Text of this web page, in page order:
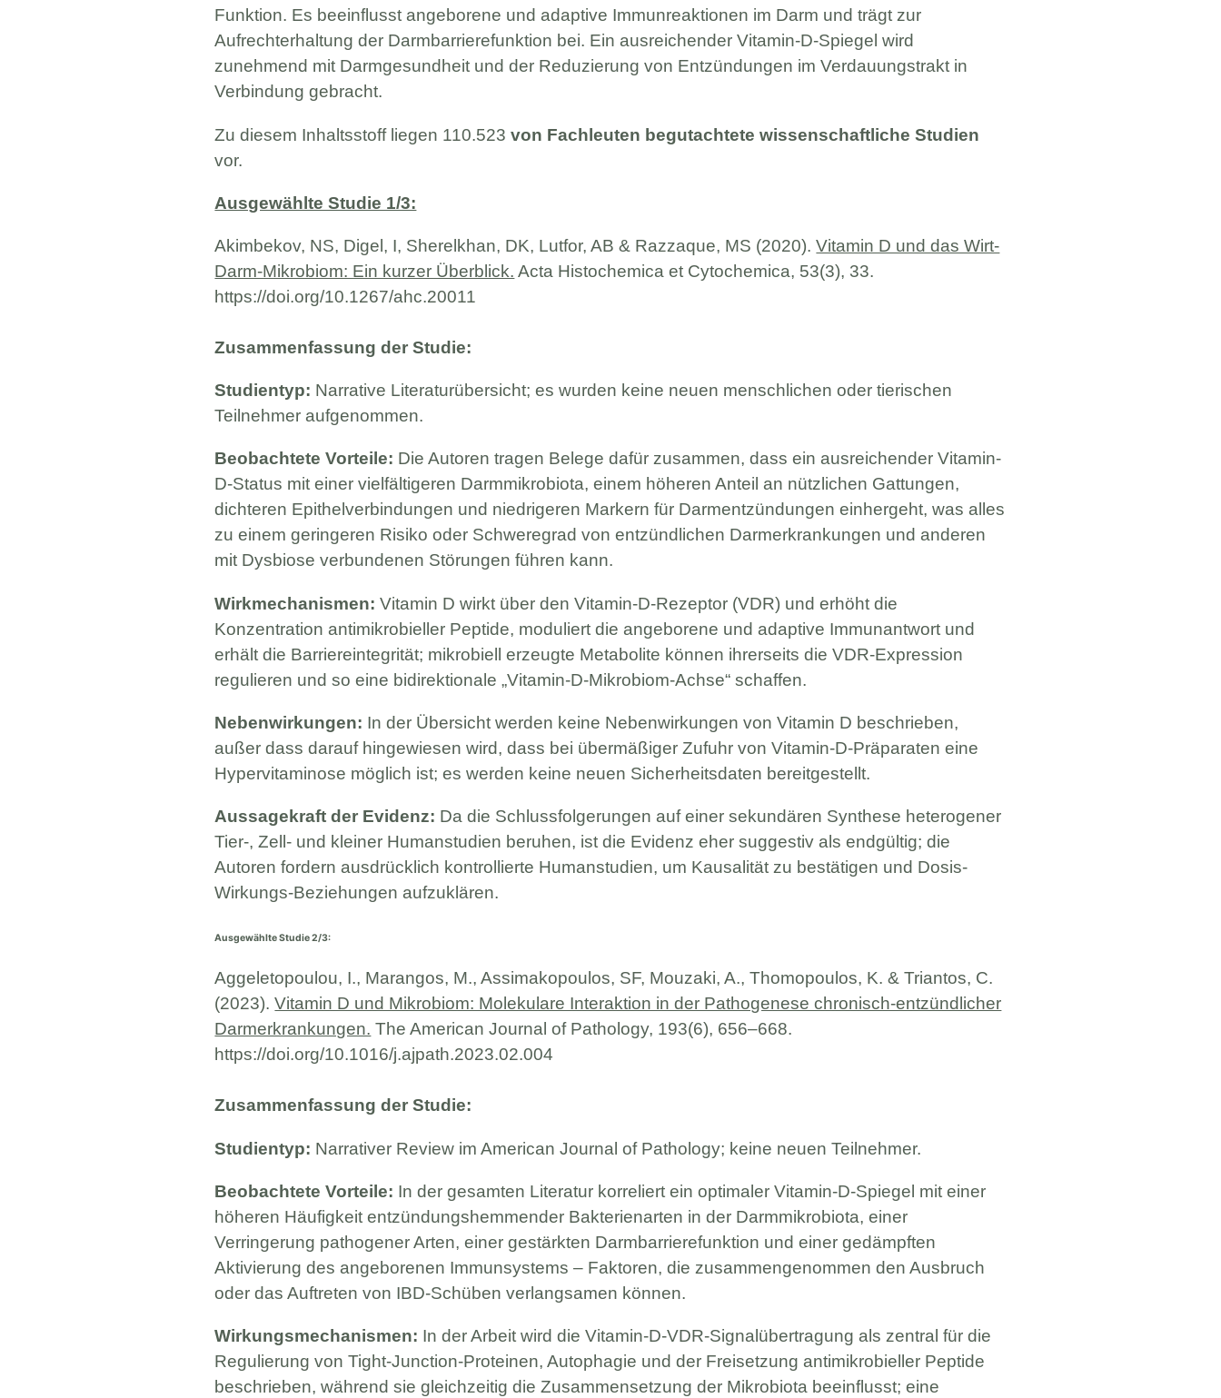
Funktion. Es beeinflusst angeborene und adaptive Immunreaktionen im Darm und trägt zur
Aufrechterhaltung der Darmbarrierefunktion bei. Ein ausreichender Vitamin-D-Spiegel wird
zunehmend mit Darmgesundheit und der Reduzierung von Entzündungen im Verdauungstrakt in
Verbindung gebracht.
Zu diesem Inhaltsstoff liegen 110.523von Fachleuten begutachtete wissenschaftliche Studien
vor.
Ausgewählte Studie 1/3:
Akimbekov, NS, Digel, I, Sherelkhan, DK, Lutfor, AB & Razzaque, MS (2020).Vitamin D und das Wirt-
Darm-Mikrobiom: Ein kurzer Überblick. Acta Histochemica et Cytochemica, 53(3), 33.
https://doi.org/10.1267/ahc.20011
Zusammenfassung der Studie:
Studientyp: Narrative Literaturübersicht; es wurden keine neuen menschlichen oder tierischen
Teilnehmer aufgenommen.
Beobachtete Vorteile: Die Autoren tragen Belege dafür zusammen, dass ein ausreichender Vitamin-
D-Status mit einer vielfältigeren Darmmikrobiota, einem höheren Anteil an nützlichen Gattungen,
dichteren Epithelverbindungen und niedrigeren Markern für Darmentzündungen einhergeht, was alles
zu einem geringeren Risiko oder Schweregrad von entzündlichen Darmerkrankungen und anderen
mit Dysbiose verbundenen Störungen führen kann.
Wirkmechanismen: Vitamin D wirkt über den Vitamin-D-Rezeptor (VDR) und erhöht die
Konzentration antimikrobieller Peptide, moduliert die angeborene und adaptive Immunantwort und
erhält die Barriereintegrität; mikrobiell erzeugte Metabolite können ihrerseits die VDR-Expression
regulieren und so eine bidirektionale „Vitamin-D-Mikrobiom-Achse“ schaffen.
Nebenwirkungen: In der Übersicht werden keine Nebenwirkungen von Vitamin D beschrieben,
außer dass darauf hingewiesen wird, dass bei übermäßiger Zufuhr von Vitamin-D-Präparaten eine
Hypervitaminose möglich ist; es werden keine neuen Sicherheitsdaten bereitgestellt.
Aussagekraft der Evidenz: Da die Schlussfolgerungen auf einer sekundären Synthese heterogener
Tier-, Zell- und kleiner Humanstudien beruhen, ist die Evidenz eher suggestiv als endgültig; die
Autoren fordern ausdrücklich kontrollierte Humanstudien, um Kausalität zu bestätigen und Dosis-
Wirkungs-Beziehungen aufzuklären.
Ausgewählte Studie 2/3:
Aggeletopoulou, I., Marangos, M., Assimakopoulos, SF, Mouzaki, A., Thomopoulos, K. & Triantos, C.
(2023).Vitamin D und Mikrobiom: Molekulare Interaktion in der Pathogenese chronisch-entzündlicher
Darmerkrankungen. The American Journal of Pathology, 193(6), 656–668.
https://doi.org/10.1016/j.ajpath.2023.02.004
Zusammenfassung der Studie:
Studientyp: Narrativer Review im American Journal of Pathology; keine neuen Teilnehmer.
Beobachtete Vorteile: In der gesamten Literatur korreliert ein optimaler Vitamin-D-Spiegel mit einer
höheren Häufigkeit entzündungshemmender Bakterienarten in der Darmmikrobiota, einer
Verringerung pathogener Arten, einer gestärkten Darmbarrierefunktion und einer gedämpften
Aktivierung des angeborenen Immunsystems – Faktoren, die zusammengenommen den Ausbruch
oder das Auftreten von IBD-Schüben verlangsamen können.
Wirkungsmechanismen: In der Arbeit wird die Vitamin-D-VDR-Signalübertragung als zentral für die
Regulierung von Tight-Junction-Proteinen, Autophagie und der Freisetzung antimikrobieller Peptide
beschrieben, während sie gleichzeitig die Zusammensetzung der Mikrobiota beeinflusst; eine